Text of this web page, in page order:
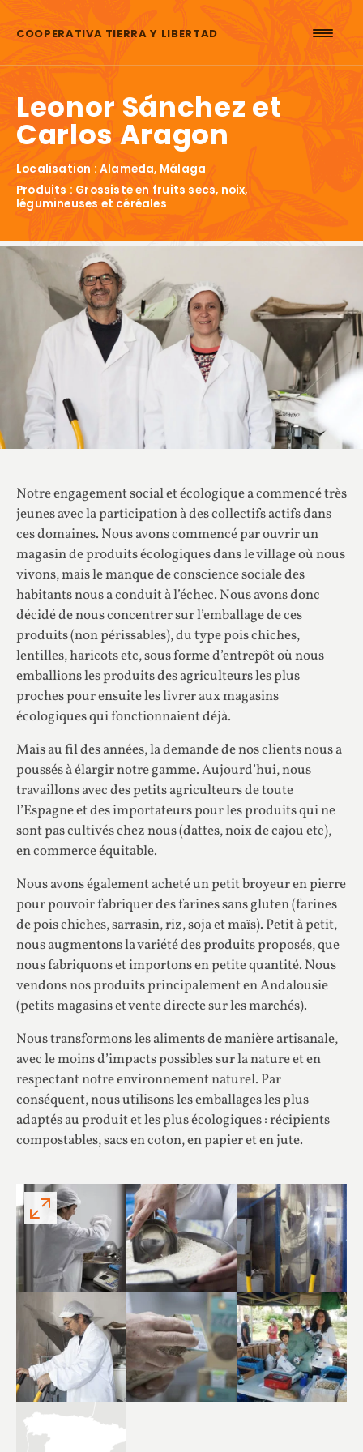
COOPERATIVA TIERRA Y LIBERTAD
Leonor Sánchez et
Carlos Aragon
Localisation : Alameda, Málaga
Produits : Grossiste en fruits secs, noix,
légumineuses et céréales
Notre engagement social et écologique a commencé très
jeunes avec la participation à des collectifs actifs dans
ces domaines. Nous avons commencé par ouvrir un
magasin de produits écologiques dans le village où nous
vivons, mais le manque de conscience sociale des
habitants nous a conduit à l’échec. Nous avons donc
décidé de nous concentrer sur l’emballage de ces
produits (non périssables), du type pois chiches,
lentilles, haricots etc, sous forme d’entrepôt où nous
emballions les produits des agriculteurs les plus
proches pour ensuite les livrer aux magasins
écologiques qui fonctionnaient déjà.
Mais au fil des années, la demande de nos clients nous a
poussés à élargir notre gamme. Aujourd’hui, nous
travaillons avec des petits agriculteurs de toute
l’Espagne et des importateurs pour les produits qui ne
sont pas cultivés chez nous (dattes, noix de cajou etc),
en commerce équitable.
Nous avons également acheté un petit broyeur en pierre
pour pouvoir fabriquer des farines sans gluten (farines
de pois chiches, sarrasin, riz, soja et maïs). Petit à petit,
nous augmentons la variété des produits proposés, que
nous fabriquons et importons en petite quantité. Nous
vendons nos produits principalement en Andalousie
(petits magasins et vente directe sur les marchés).
Nous transformons les aliments de manière artisanale,
avec le moins d’impacts possibles sur la nature et en
respectant notre environnement naturel. Par
conséquent, nous utilisons les emballages les plus
adaptés au produit et les plus écologiques : récipients
compostables, sacs en coton, en papier et en jute.